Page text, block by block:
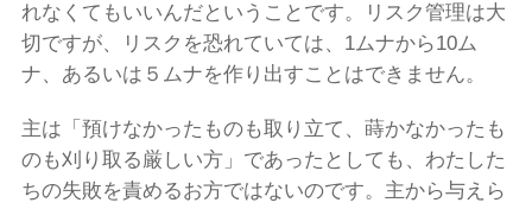
れなくてもいいんだということです。リスク管理は大
切ですが、リスクを恐れていては、1ムナから10ム
ナ、あるいは５ムナを作り出すことはできません。
主は「預けなかったものも取り立て、蒔かなかったも
のも刈り取る厳しい方」であったとしても、わたした
ちの失敗を責めるお方ではないのです。主から与えら